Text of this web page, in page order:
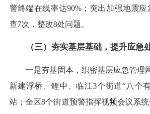
警终端在线率达90%；突出加强地震
查7次，整改8处问题。
（三）夯实基层基础，提升应急
一是夯基固本，织密基层应急管理
新建浮桥、鲤中、临江3个街道“八个
站；全区8个街道预警指挥视频会议系